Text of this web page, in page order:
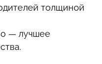
толщиной
— лучшее